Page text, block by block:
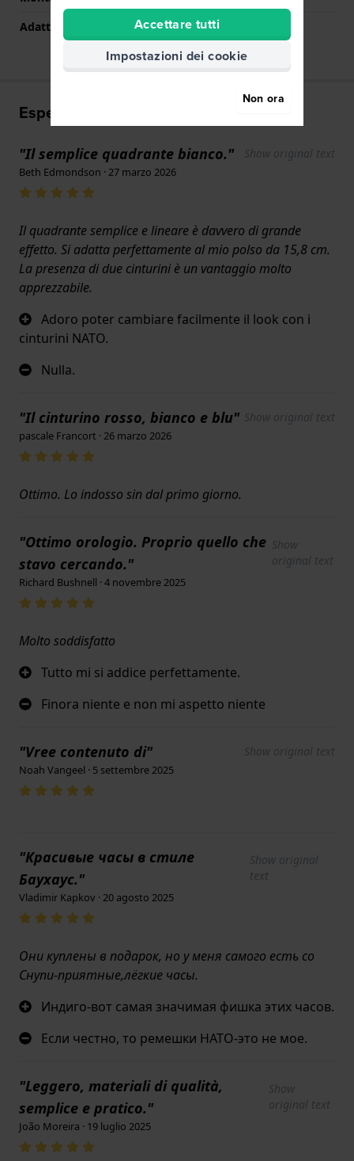
Adatto ad un polso di
150 mm - 205 mm
Esperienze utente
"Il semplice quadrante bianco." Show original text
Beth Edmondson · 27 marzo 2026
Il quadrante semplice e lineare è davvero di grande
effetto. Si adatta perfettamente al mio polso da 15,8 cm.
La presenza di due cinturini è un vantaggio molto
apprezzabile.
Adoro poter cambiare facilmente il look con i
cinturini NATO.
Nulla.
"Il cinturino rosso, bianco e blu" Show original text
pascale Francort · 26 marzo 2026
Ottimo. Lo indosso sin dal primo giorno.
"Ottimo orologio. Proprio quello che
stavo cercando."
Show
original text
Richard Bushnell · 4 novembre 2025
Molto soddisfatto
Tutto mi si addice perfettamente.
Finora niente e non mi aspetto niente
"Vree contenuto di" Show original text
Noah Vangeel · 5 settembre 2025
"Красивые часы в стиле
Баухаус."
Show original
text
Vladimir Kapkov · 20 agosto 2025
Они куплены в подарок, но у меня самого есть со
Снупи-приятные,лёгкие часы.
Индиго-вот самая значимая фишка этих часов.
Если честно, то ремешки НАТО-это не мое.
"Leggero, materiali di qualità,
semplice e pratico."
Show
original text
João Moreira · 19 luglio 2025
Accettare tutti
Impostazioni dei cookie
Non ora